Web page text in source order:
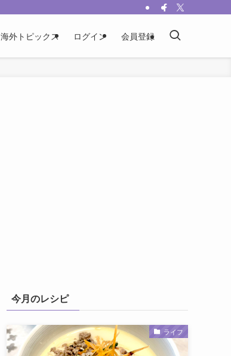
海外トピックス ログイン 会員登録
今月のレシピ
ライフ